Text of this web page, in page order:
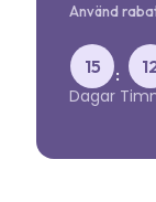
Använd
15
Dagar
: